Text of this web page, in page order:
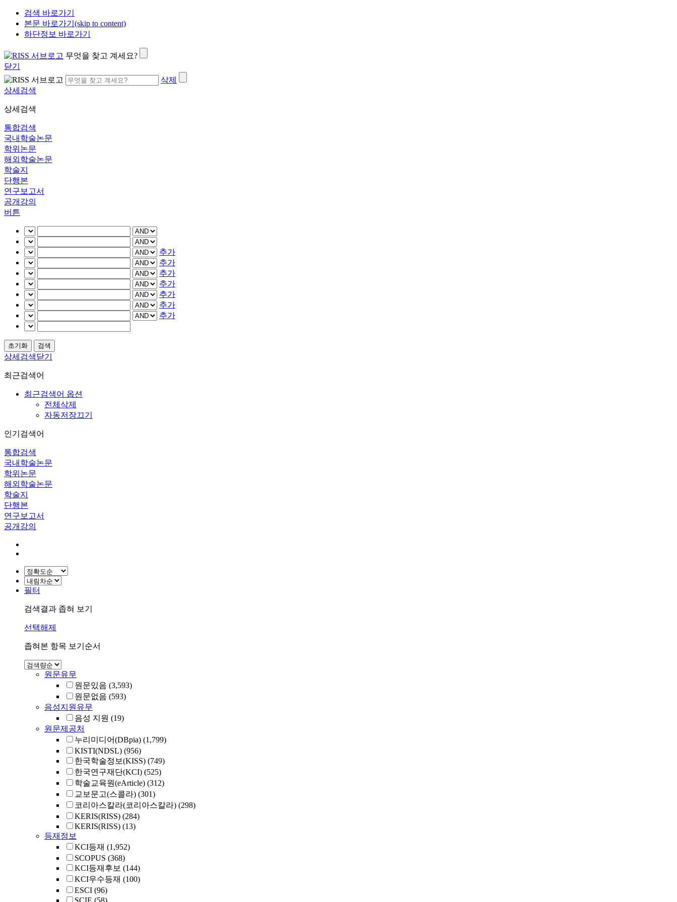
검색 바로가기
본문 바로가기(skip to content)
하단정보 바로가기
무엇을 찾고 계세요?
닫기
삭제
상세검색
상세검색
통합검색
국내학술논문
학위논문
해외학술논문
학술지
단행본
연구보고서
공개강의
버튼
추가
추가
추가
추가
추가
추가
추가
상세검색닫기
최근검색어
최근검색어 옵션
전체삭제
자동저장끄기
인기검색어
통합검색
국내학술논문
학위논문
해외학술논문
학술지
단행본
연구보고서
공개강의
필터
검색결과 좁혀 보기
선택해제
좁혀본 항목 보기순서
원문유무
원문있음 (3,593)
원문없음 (593)
음성지원유무
음성 지원 (19)
원문제공처
누리미디어(DBpia) (1,799)
KISTI(NDSL) (956)
한국학술정보(KISS) (749)
한국연구재단(KCI) (525)
학술교육원(eArticle) (312)
교보문고(스콜라) (301)
코리아스칼라(코리아스칼라) (298)
KERIS(RISS) (284)
KERIS(RISS) (13)
등재정보
KCI등재 (1,952)
SCOPUS (368)
KCI등재후보 (144)
KCI우수등재 (100)
ESCI (96)
SCIE (58)